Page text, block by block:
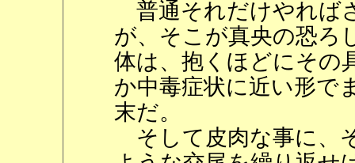
普通それだけやれば
が、そこが真央の恐ろ
体は、抱くほどにその
か中毒症状に近い形で
末だ。
そして皮肉な事に、